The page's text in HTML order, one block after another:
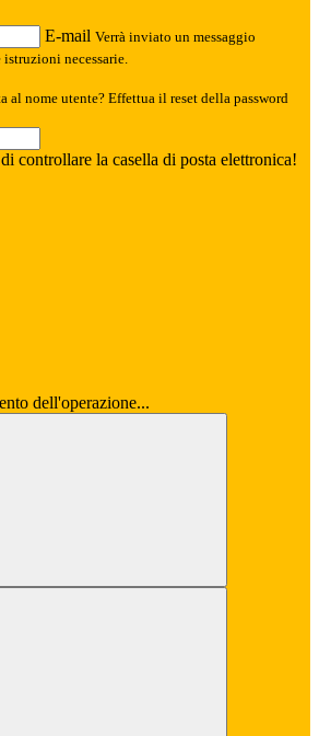
E-mail Verrà inviato un messaggio
necessarie.
al nome utente? Effettua il reset della password
controllare la casella di posta elettronica!
dell'operazione...